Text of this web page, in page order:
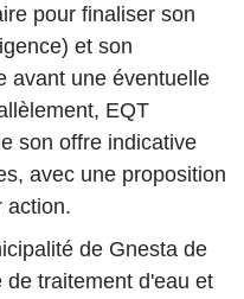
pour finaliser son
et son
avant une éventuelle
EQT
son offre indicative
avec une proposition
action.
de Gnesta de
traitement d'eau et